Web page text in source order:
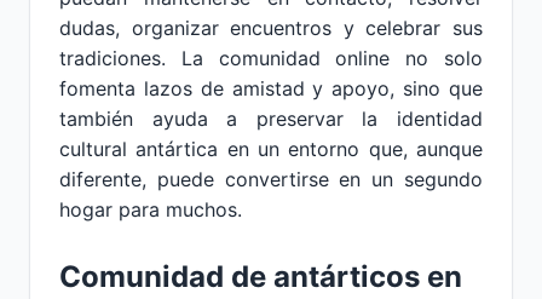
dudas, organizar encuentros y celebrar sus
tradiciones. La comunidad online no solo
fomenta lazos de amistad y apoyo, sino que
también ayuda a preservar la identidad
cultural antártica en un entorno que, aunque
diferente, puede convertirse en un segundo
hogar para muchos.
Comunidad de antárticos en